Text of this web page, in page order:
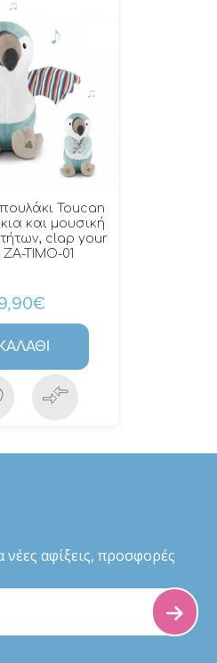
Toucan
και μουσική
clap your
TIMO-01
νέες αφίξεις, προσφορές